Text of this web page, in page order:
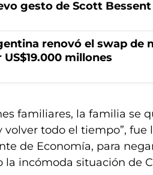
gesto de Scott Bessent
renovó el swap de
US$19.000 millones
familiares, la familia se
volver todo el tiempo”, fue
de Economía, para
la incómoda situación de